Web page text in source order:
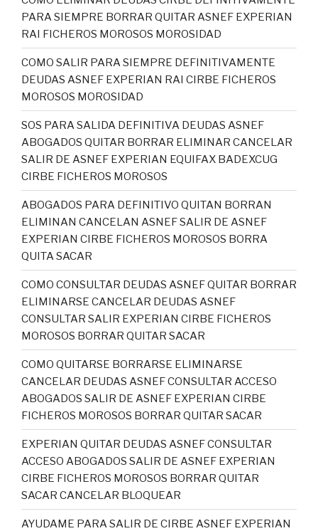
PARA SIEMPRE BORRAR QUITAR ASNEF EXPERIAN
RAI FICHEROS MOROSOS MOROSIDAD
COMO SALIR PARA SIEMPRE DEFINITIVAMENTE
DEUDAS ASNEF EXPERIAN RAI CIRBE FICHEROS
MOROSOS MOROSIDAD
SOS PARA SALIDA DEFINITIVA DEUDAS ASNEF
ABOGADOS QUITAR BORRAR ELIMINAR CANCELAR
SALIR DE ASNEF EXPERIAN EQUIFAX BADEXCUG
CIRBE FICHEROS MOROSOS
ABOGADOS PARA DEFINITIVO QUITAN BORRAN
ELIMINAN CANCELAN ASNEF SALIR DE ASNEF
EXPERIAN CIRBE FICHEROS MOROSOS BORRA
QUITA SACAR
COMO CONSULTAR DEUDAS ASNEF QUITAR BORRAR
ELIMINARSE CANCELAR DEUDAS ASNEF
CONSULTAR SALIR EXPERIAN CIRBE FICHEROS
MOROSOS BORRAR QUITAR SACAR
COMO QUITARSE BORRARSE ELIMINARSE
CANCELAR DEUDAS ASNEF CONSULTAR ACCESO
ABOGADOS SALIR DE ASNEF EXPERIAN CIRBE
FICHEROS MOROSOS BORRAR QUITAR SACAR
EXPERIAN QUITAR DEUDAS ASNEF CONSULTAR
ACCESO ABOGADOS SALIR DE ASNEF EXPERIAN
CIRBE FICHEROS MOROSOS BORRAR QUITAR
SACAR CANCELAR BLOQUEAR
AYUDAME PARA SALIR DE CIRBE ASNEF EXPERIAN